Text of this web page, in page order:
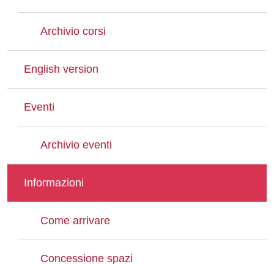
Archivio corsi
English version
Eventi
Archivio eventi
Informazioni
Come arrivare
Concessione spazi